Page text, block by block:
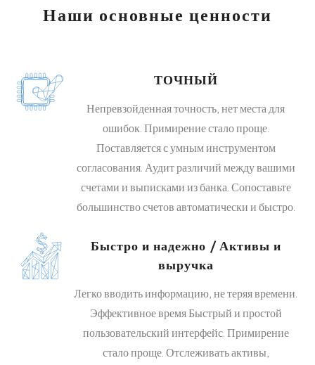
Наши основные ценности
ТОЧНЫЙ
Непревзойденная точность, нет места для
ошибок. Примирение стало проще.
Поставляется с умным инструментом
согласования. Аудит различий между вашими
счетами и выписками из банка. Сопоставьте
большинство счетов автоматически и быстро.
Быстро и надежно / Активы и
выручка
Легко вводить информацию, не теряя времени.
Эффективное время Быстрый и простой
пользовательский интерфейс. Примирение
стало проще. Отслеживать активы,